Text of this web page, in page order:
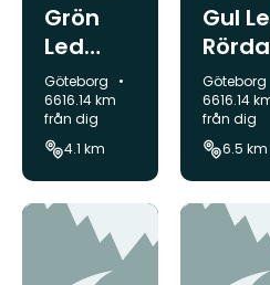
Grön
Led
Rördale
n/Björsj
öås
Vättlefj
äll
Kommun:
Göteborg
6616.14 km
från dig
4.1 km
Gul
n/
öås
äll
Kommun:
Göteborg
6616.14
från dig
6.5 km